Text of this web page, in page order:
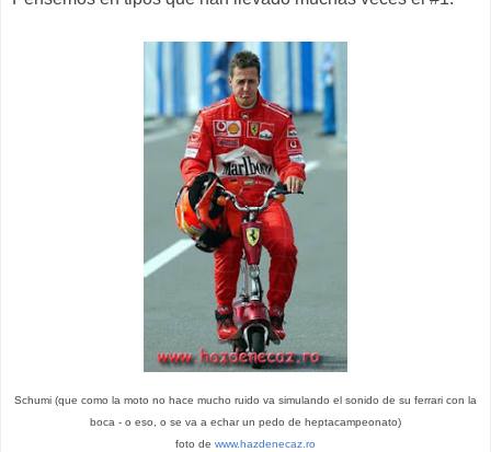
Schumi (que como la moto no hace mucho ruido va simulando el sonido de su ferrari con la
boca - o eso, o se va a echar un pedo de heptacampeonato)
foto de www.hazdenecaz.ro